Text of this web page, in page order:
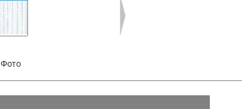
Фото